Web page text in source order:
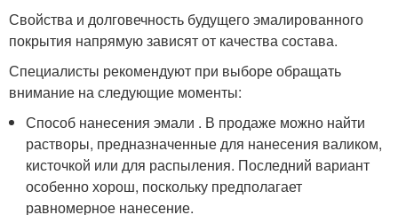
Свойства и долговечность будущего эмалированного
покрытия напрямую зависят от качества состава.
Специалисты рекомендуют при выборе обращать
внимание на следующие моменты:
Способ нанесения эмали . В продаже можно найти
растворы, предназначенные для нанесения валиком,
кисточкой или для распыления. Последний вариант
особенно хорош, поскольку предполагает
равномерное нанесение.